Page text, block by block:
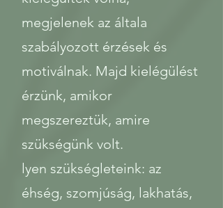
megjelenek az általa
szabályozott érzések és
motiválnak. Majd kielégülést
érzünk, amikor
megszereztük, amire
szükségünk volt.
lyen szükségleteink: az
éhség, szomjúság, lakhatás,